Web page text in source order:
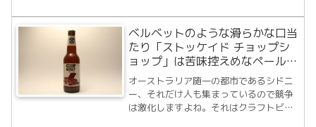
サイトを見ていて飲んでみたいと思って
いました。最近近所のボトルショップか
らも足が遠のいていて仕入れはもっぱら
オン...
ベルベットのような滑らかな口当
たり「ストッケイド チョップシ
ョップ」は苦味控えめなペールエ
ール
オーストラリア随一の都市であるシドニ
ー、それだけ人も集まっているので競争
は激化しますよね。それはクラフトビー